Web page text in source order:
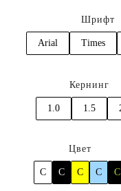
Шрифт
Arial Times
Кернинг
1.0 1.5
Цвет
C C C C C
Главная Отзывы
Отзыв